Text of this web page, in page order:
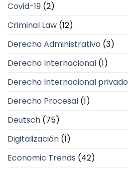
Covid-19 (2)
Criminal Law (12)
Derecho Administrativo (3)
Derecho Internacional (1)
Derecho Internacional privado
Derecho Procesal (1)
Deutsch (75)
Digitalización (1)
Economic Trends (42)